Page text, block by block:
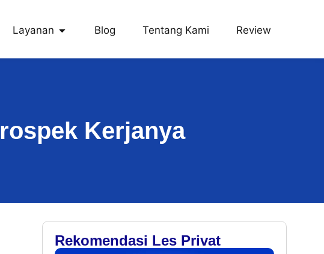
Layanan Blog Tentang Kami Review
Kerjanya
Rekomendasi Les Privat